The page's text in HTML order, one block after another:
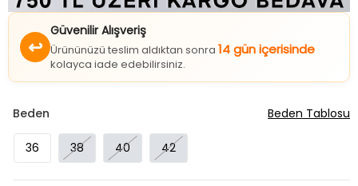
↩
Güvenilir Alışveriş
Ürününüzü teslim aldıktan sonra 14 gün içerisinde
kolayca iade edebilirsiniz.
Beden
36 38 40 42
Beden Tablosu